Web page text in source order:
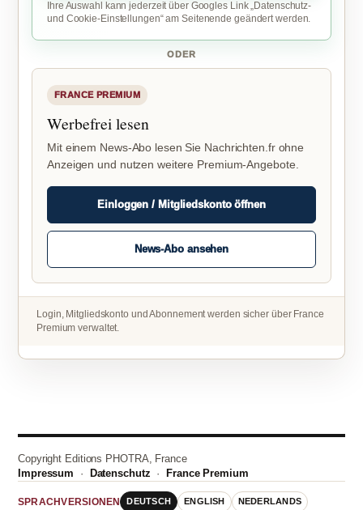
Ihre Auswahl kann jederzeit über Googles Link „Datenschutz-
und Cookie-Einstellungen“ am Seitenende geändert werden.
ODER
FRANCE PREMIUM
Werbefrei lesen
Mit einem News-Abo lesen Sie Nachrichten.fr ohne
Anzeigen und nutzen weitere Premium-Angebote.
Einloggen / Mitgliedskonto öffnen
News-Abo ansehen
Login, Mitgliedskonto und Abonnement werden sicher über France
Premium verwaltet.
Copyright Editions PHOTRA, France
Impressum · Datenschutz ·France Premium
SPRACHVERSIONEN DEUTSCH ENGLISH NEDERLANDS